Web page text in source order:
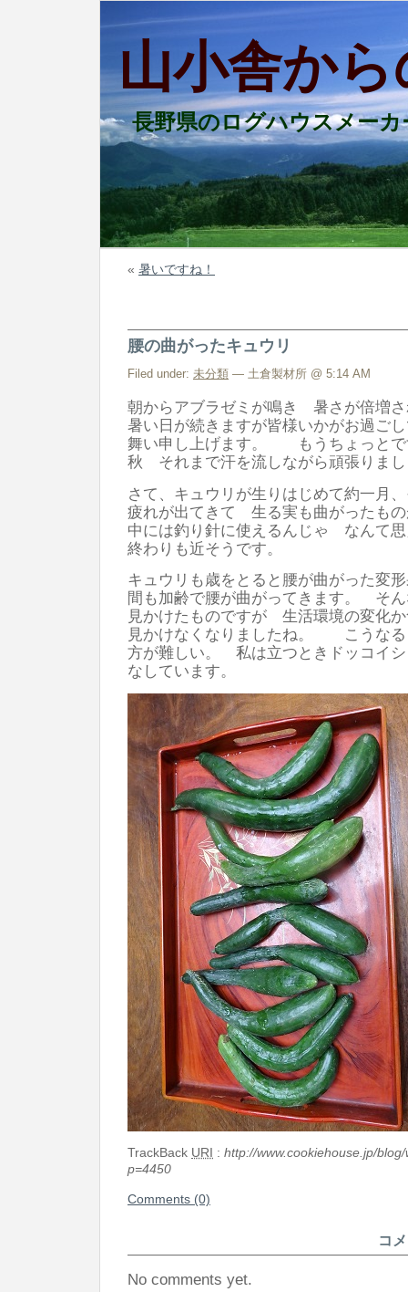
山小舎か
長野県のログハウスメー
« 暑いですね！
腰の曲がったキュウリ
Filed under: 未分類 — 土倉製材所 @ 5:14 AM
朝からアブラゼミが鳴き 暑さが倍増
暑い日が続きますが皆様いかがお過ご
舞い申し上げます。 もうちょっとで
秋 それまで汗を流しながら頑張りま
さて、キュウリが生りはじめて約一月
疲れが出てきて 生る実も曲がったも
中には釣り針に使えるんじゃ なんて
終わりも近そうです。
キュウリも歳をとると腰が曲がった変
間も加齢で腰が曲がってきます。 そ
見かけたものですが 生活環境の変化
見かけなくなりましたね。 こうな
方が難しい。 私は立つときドッコイ
なしています。
TrackBack URI : http://www.cookiehouse.jp/
p=4450
Comments (0)
コ
No comments yet.